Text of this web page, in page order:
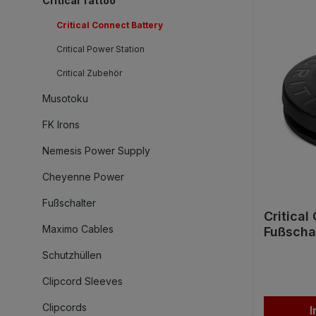
Critical Connect Battery
Critical Power Station
Critical Zubehör
Musotoku
FK Irons
Nemesis Power Supply
Cheyenne Power
Fußschalter
Maximo Cables
Schutzhüllen
Clipcord Sleeves
Clipcords
Critical